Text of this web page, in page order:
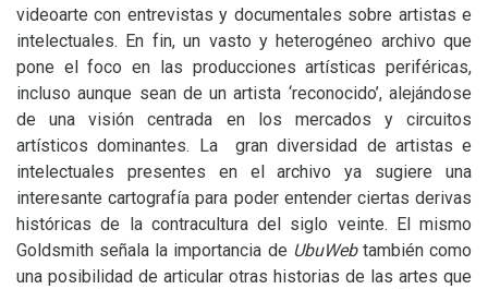
videoarte con entrevistas y documentales sobre artistas e
intelectuales. En fin, un vasto y heterogéneo archivo que
pone el foco en las producciones artísticas periféricas,
incluso aunque sean de un artista ‘reconocido’, alejándose
de una visión centrada en los mercados y circuitos
artísticos dominantes. La gran diversidad de artistas e
intelectuales presentes en el archivo ya sugiere una
interesante cartografía para poder entender ciertas derivas
históricas de la contracultura del siglo veinte. El mismo
Goldsmith señala la importancia de UbuWebtambién como
una posibilidad de articular otras historias de las artes que